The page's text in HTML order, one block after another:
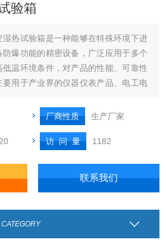
验箱
湿热试验箱是一种能够在特殊环境下进
爆功能的精密设备，广泛应用于多个
温环境条件，对产品的性能、可靠性
用于产业界的仪器仪表产品、电工电
天研究所或实验室、化工油漆涂料等
厂商性质 生产厂家
访 问 量 1182
联系我们